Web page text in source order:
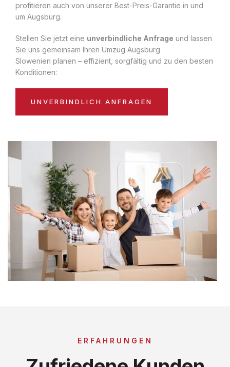
profitieren auch von unserer Best-Preis-Garantie in und
um Augsburg.
Stellen Sie jetzt eine unverbindliche Anfrage und lassen
Sie uns gemeinsam Ihren Umzug Augsburg
Slowenien planen – effizient, sorgfältig und zu den besten
Konditionen:
UNVERBINDLICH ANFRAGEN
ERFAHRUNGEN